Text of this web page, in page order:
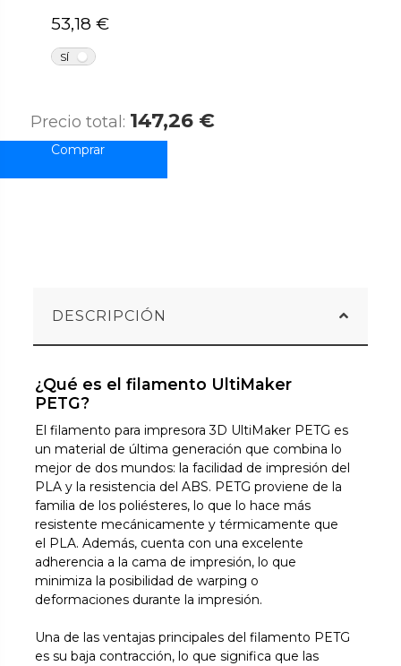
53,18 €
SÍ
Precio total: 147,26 €
DESCRIPCIÓN
¿Qué es el filamento UltiMaker
PETG?
El filamento para impresora 3D UltiMaker PETG es
un material de última generación que combina lo
mejor de dos mundos: la facilidad de impresión del
PLA y la resistencia del ABS. PETG proviene de la
familia de los poliésteres, lo que lo hace más
resistente mecánicamente y térmicamente que
el PLA. Además, cuenta con una excelente
adherencia a la cama de impresión, lo que
minimiza la posibilidad de warping o
deformaciones durante la impresión.
Una de las ventajas principales del filamento PETG
es su baja contracción, lo que significa que las